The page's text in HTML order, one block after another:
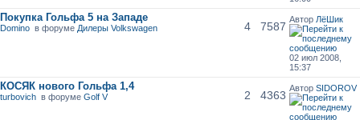
Покупка Гольфа 5 на Западе
Domino в форуме Дилеры Volkswagen 4 7587
Автор ЛёШик
02 июл 2008,
15:37
КОСЯК нового Гольфа 1,4
turbovich в форумеGolf V 2 4363
Автор SIDOROV